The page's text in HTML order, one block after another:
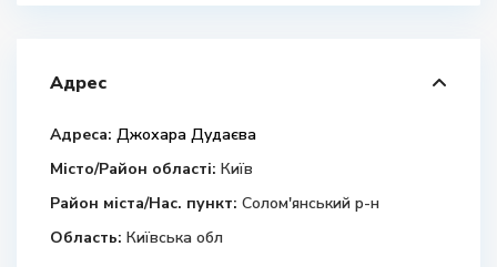
Адрес
Адреса: Джохара Дудаєва
Місто/Район області: Київ
Район міста/Нас. пункт: Солом'янський р-н
Область: Київська обл